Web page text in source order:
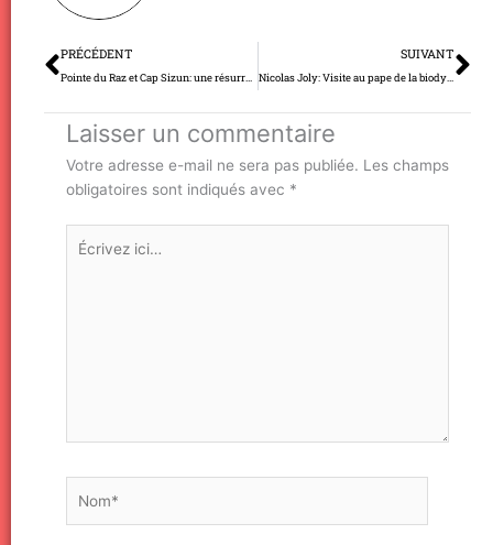
Précédent
PRÉCÉDENT
Pointe du Raz et Cap Sizun: une résurrection intelligente
SUIVANT
Nicolas Joly: Visite au pape de la biodynamie (La Coulée de Serrant)
Laisser un commentaire
Votre adresse e-mail ne sera pas publiée. Les champs
obligatoires sont indiqués avec *
Écrivez
ici…